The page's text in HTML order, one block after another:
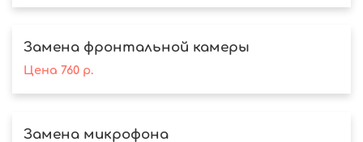
Замена фронтальной камеры
Цена 760р.
Замена микрофона